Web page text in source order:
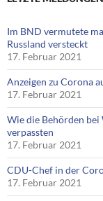
Im BND vermutete
Russland versteckt
17. Februar 2021
Anzeigen zu Corona
17. Februar 2021
Wie die Behörden bei
verpassten
17. Februar 2021
CDU-Chef in der
17. Februar 2021